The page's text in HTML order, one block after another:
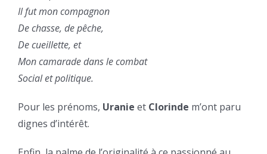
Il fut mon compagnon
De chasse, de pêche,
De cueillette, et
Mon camarade dans le combat
Social et politique.
Pour les prénoms, Uranie et Clorinde m’ont paru
dignes d’intérêt.